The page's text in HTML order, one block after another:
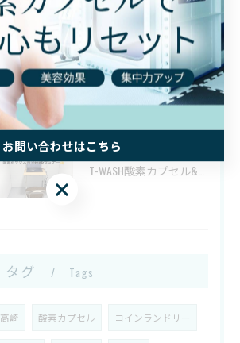
2025/12/28
2025/11/09
タグ Tags
高崎 酸素カプセル コインランドリー
お問い合わせはこちら
お問い合わせはこちら